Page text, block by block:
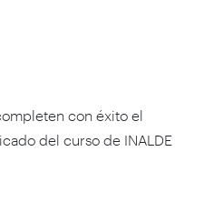
con éxito el
del curso de INALDE